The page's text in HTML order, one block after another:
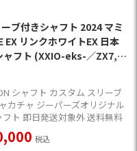
ブ付きシャフト 2024 マミ
EX リンクホワイトEX 日本
ャフト (XXIO-eks-／ZX7,5
シャフト カスタム スリーブ
カチャ ジーパーズオリジナル
ト 即日発送対象外 送料無料
税込